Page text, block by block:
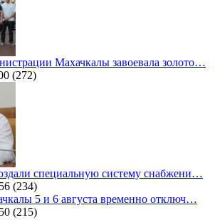
Махачкалы завоевала золото…
(272)
специальную систему снабжени…
(234)
5 и 6 августа временно отключ…
(215)